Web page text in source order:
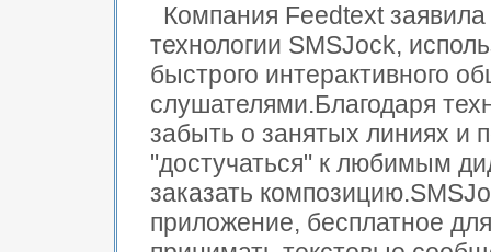
Компания Feedtext
технологии SMSJock,
быстрого интерактивного
слушателями.Благодаря
забыть о занятых линиях и
"достучаться" к любимым
заказать
приложение, бесплатное